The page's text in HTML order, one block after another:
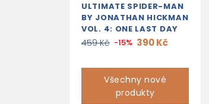
ULTIMATE SPIDER-MAN
BY JONATHAN HICKMAN
VOL. 4: ONE LAST DAY
459 Kč -15% 390 Kč
Všechny nové
produkty